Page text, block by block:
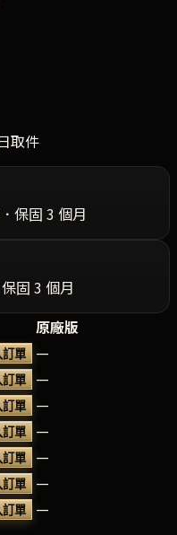
取件
保固 3 個月
固 3 個月
原廠版
訂單
—
訂單
—
訂單
—
訂單
—
訂單
—
訂單
—
訂單
—